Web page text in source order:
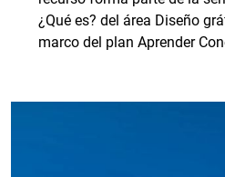
¿Qué es? del área Diseño
marco del plan Aprender